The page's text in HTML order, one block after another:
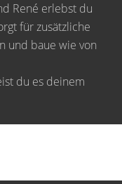
René erlebst du
für zusätzliche
und baue wie von
du es deinem